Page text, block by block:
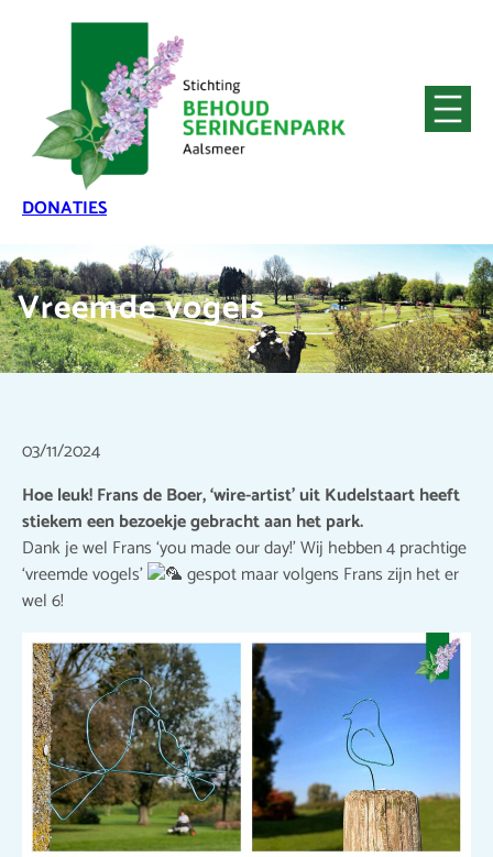
DONATIES
Vreemde vogels
03/11/2024
Hoe leuk! Frans de Boer, ‘wire-artist’ uit Kudelstaart heeft
stiekem een bezoekje gebracht aan het park.
Dank je wel Frans ‘you made our day!’ Wij hebben 4 prachtige
‘vreemde vogels’
gespot maar volgens Frans zijn het er
wel 6!